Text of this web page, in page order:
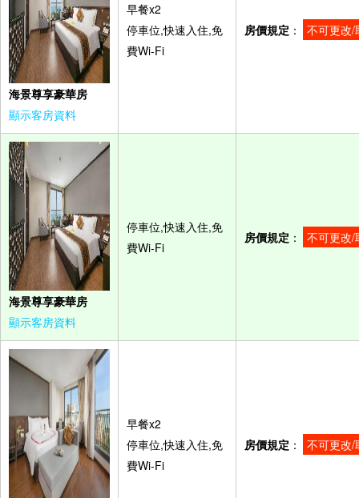
海景尊享豪華房
顯示客房資料
早餐x2
停車位,快速入住,免
費Wi-Fi
房價規定 ： 不可更改/
海景尊享豪華房
顯示客房資料
停車位,快速入住,免
費Wi-Fi
房價規定 ： 不可更改/
早餐x2
停車位,快速入住,免
費Wi-Fi
房價規定 ： 不可更改/